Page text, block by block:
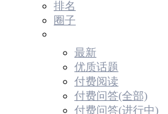
排名
圈子
最新
优质话题
付费阅读
付费问答(全部)
付费问答(进行中)